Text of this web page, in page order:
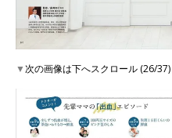
▼次の画像は下へスクロール (26/37)